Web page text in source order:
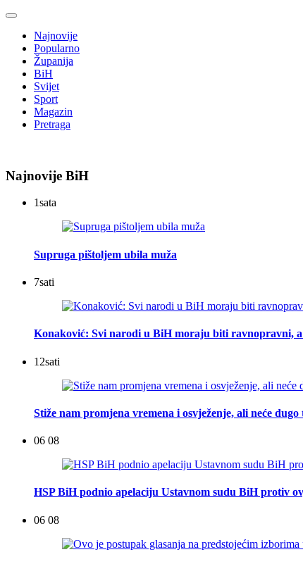
Najnovije
Popularno
Županija
BiH
Svijet
Sport
Magazin
Pretraga
Najnovije BiH
1sata
Supruga pištoljem ubila muža
7sati
Konaković: Svi narodi u BiH moraju biti ravnopravni, a
12sati
Stiže nam promjena vremena i osvježenje, ali neće
06 08
HSP BiH podnio apelaciju Ustavnom sudu BiH protiv
06 08